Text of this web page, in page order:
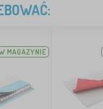
MAGAZYNIE